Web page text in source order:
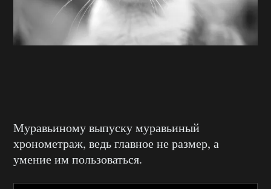
Муравьиному выпуску муравьиный
хронометраж, ведь главное не размер, а
умение им пользоваться.